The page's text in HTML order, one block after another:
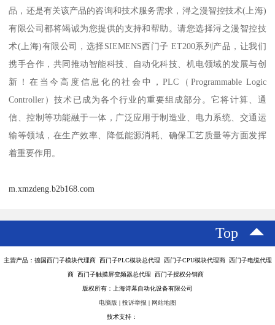
品，还是有关该产品的咨询和技术服务需求，浔之漫智控技术(上海)
有限公司都将竭诚为您提供的支持和帮助。请您选择浔之漫智控技
术(上海)有限公司，选择SIEMENS西门子 ET200系列产品，让我们
携手合作，共同推动智能科技、自动化科技、机电领域的发展与创
新！在当今高度信息化的社会中，PLC（Programmable Logic
Controller）技术已成为各个行业的重要组成部分。它将计算、通
信、控制等功能融于一体，广泛应用于制造业、电力系统、交通运
输等领域，在生产效率、降低能源消耗、确保工艺质量等方面发挥
着重要作用。
m.xmzdeng.b2b168.com
Top
主营产品：德国西门子模块代理商 西门子PLC模块总代理 西门子CPU模块代理商 西门子电缆代理
商 西门子触摸屏变频器总代理 西门子授权分销商
版权所有：上海诗幕自动化设备有限公司
电脑版 | 投诉举报 | 网站地图
技术支持：